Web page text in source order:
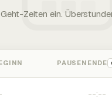
Zeiten ein.
PAUSENENDE